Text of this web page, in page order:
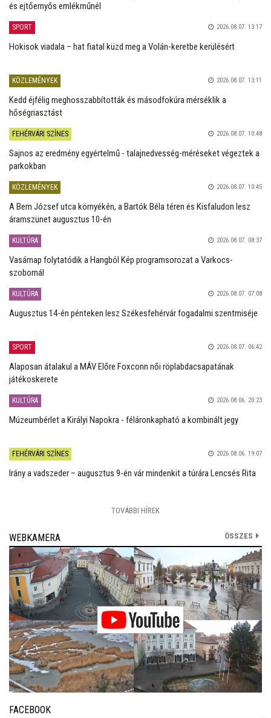
és ejtőernyős emlékműnél
SPORT 2026.08.07. 13:17
Hokisok viadala – hat fiatal küzd meg a Volán-keretbe kerülésért
KÖZLEMÉNYEK 2026.08.07. 13:11
Kedd éjfélig meghosszabbították és másodfokúra mérséklik a
hőségriasztást
FEHÉRVÁRI SZÍNES 2026.08.07. 10:48
Sajnos az eredmény egyértelmű - talajnedvesség-méréseket végeztek a
parkokban
KÖZLEMÉNYEK 2026.08.07. 10:45
A Bem József utca környékén, a Bartók Béla téren és Kisfaludon lesz
áramszünet augusztus 10-én
KULTÚRA 2026.08.07. 08:37
Vasárnap folytatódik a Hangból Kép programsorozat a Varkocs-
szobornál
KULTÚRA 2026.08.07. 07:08
Augusztus 14-én pénteken lesz Székesfehérvár fogadalmi szentmiséje
SPORT 2026.08.07. 06:42
Alaposan átalakul a MÁV Előre Foxconn női röplabdacsapatának
játékoskerete
KULTÚRA 2026.08.06. 20:23
Múzeumbérlet a Királyi Napokra - féláronkapható a kombinált jegy
FEHÉRVÁRI SZÍNES 2026.08.06. 19:07
Irány a vadszeder – augusztus 9-én vár mindenkit a túrára Lencsés Rita
TOVÁBBI HÍREK
WEBKAMERA ÖSSZES
FACEBOOK